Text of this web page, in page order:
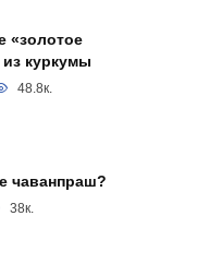
«золотое
куркумы
48.8к.
чаванпраш?
38к.